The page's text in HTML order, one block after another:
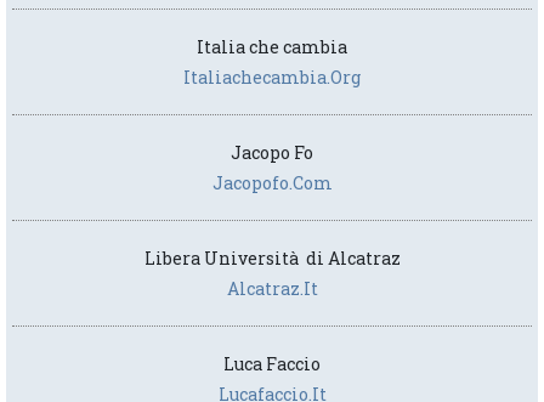
Italia che cambia
Italiachecambia.org
Jacopo Fo
Jacopofo.com
Libera Università di Alcatraz
Alcatraz.it
Luca Faccio
Lucafaccio.it